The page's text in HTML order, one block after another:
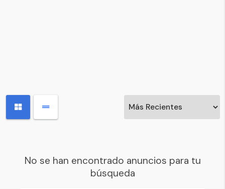
No se han encontrado anuncios para tu
búsqueda